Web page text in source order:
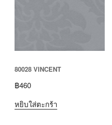
80028 VINCENT
฿460
หยิบใส่ตะกร้า